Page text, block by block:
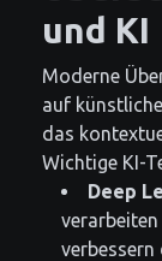
und KI
Moderne
auf
das
Wichtige KI-
Deep
verbessern